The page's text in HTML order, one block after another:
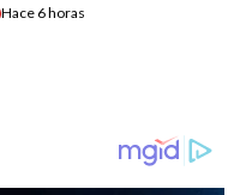
Hace 6 horas